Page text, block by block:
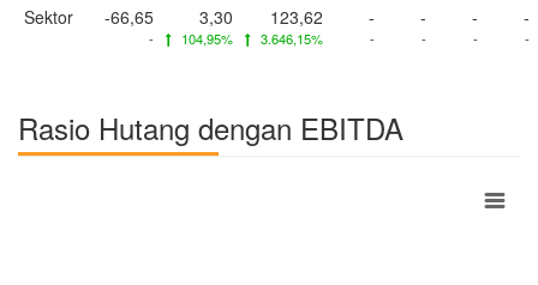
Sektor -66,65
-
3,30
104,95%
123,62
3.646,15%
-
-
-
-
-
-
-
-
Rasio Hutang dengan EBITDA